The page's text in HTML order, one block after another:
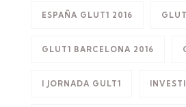
ESPAÑA GLUT1 2016
GLUT1 BARCELONA 2016
I JORNADA GULT1